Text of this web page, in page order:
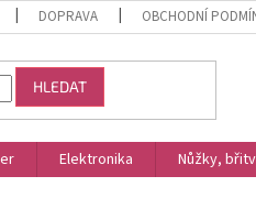
DOPRAVA OBCHODNÍ
HLEDAT
Elektronika Nůžky,